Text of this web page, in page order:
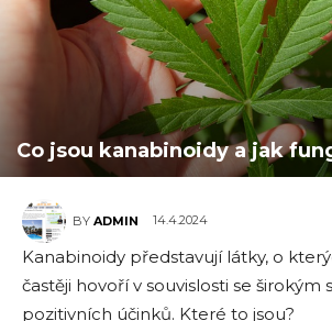
Co jsou kanabinoidy a jak
BY ADMIN 14.4.2024
Kanabinoidy představují látky, o
častěji hovoří v souvislosti se širokým
pozitivních účinků. Které to jsou?